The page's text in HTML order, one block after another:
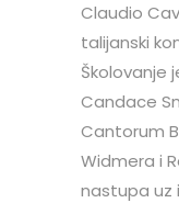
Claudio
talijanski
Školovanje
Candace
Cantorum
Widmera i
nastupa uz